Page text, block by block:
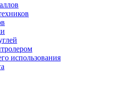
использования